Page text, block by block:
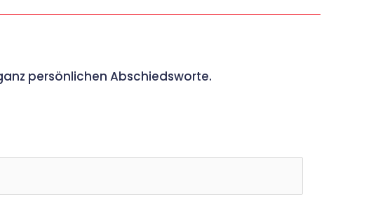
persönlichen Abschiedsworte.